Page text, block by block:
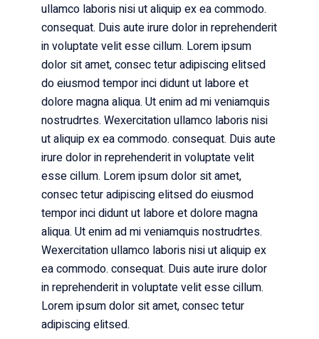
ullamco laboris nisi ut aliquip ex ea commodo.
consequat. Duis aute irure dolor in reprehenderit
in voluptate velit esse cillum. Lorem ipsum
dolor sit amet, consec tetur adipiscing elitsed
do eiusmod tempor inci didunt ut labore et
dolore magna aliqua. Ut enim ad mi veniamquis
nostrudrtes. Wexercitation ullamco laboris nisi
ut aliquip ex ea commodo. consequat. Duis aute
irure dolor in reprehenderit in voluptate velit
esse cillum. Lorem ipsum dolor sit amet,
consec tetur adipiscing elitsed do eiusmod
tempor inci didunt ut labore et dolore magna
aliqua. Ut enim ad mi veniamquis nostrudrtes.
Wexercitation ullamco laboris nisi ut aliquip ex
ea commodo. consequat. Duis aute irure dolor
in reprehenderit in voluptate velit esse cillum.
Lorem ipsum dolor sit amet, consec tetur
adipiscing elitsed.